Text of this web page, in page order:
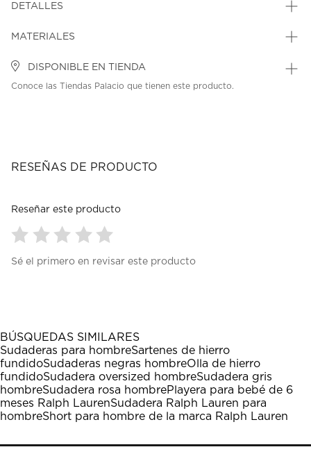
DETALLES
MATERIALES
DISPONIBLE EN TIENDA
Conoce las Tiendas Palacio que tienen este producto.
RESEÑAS DE PRODUCTO
Reseñar este producto
para
1
estrella
Esta
acción
abrirá
el
formulario
de
para
estrellas.
Esta
acción
abrirá
el
formulario
de
para
estrellas.
Esta
acción
abrirá
el
formulario
de
para
estrellas.
Esta
acción
abrirá
el
formulario
de
para
estrellas.
Esta
acción
abrirá
el
formulario
de
Sé el primero en revisar este producto
BÚSQUEDAS SIMILARES
Sudaderas para hombreSartenes de hierro
fundidoSudaderas negras hombreOlla de hierro
fundidoSudadera oversized hombreSudadera gris
hombreSudadera rosa hombrePlayera para bebé de 6
meses Ralph LaurenSudadera Ralph Lauren para
hombreShort para hombre de la marca Ralph Lauren